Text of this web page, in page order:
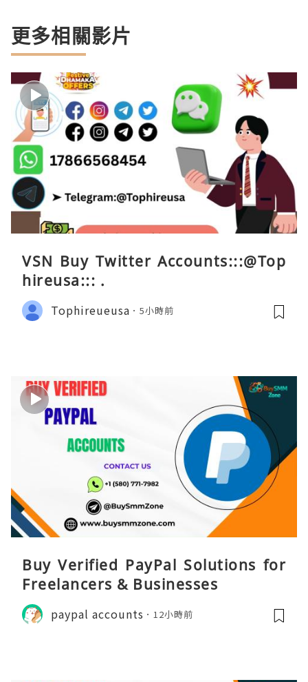
更多相關影片
VSN Buy Twitter Accounts:::@Top
hireusa::: .
Tophireueusa 5小時前
Buy Verified PayPal Solutions for
Freelancers & Businesses
paypal accounts 12小時前